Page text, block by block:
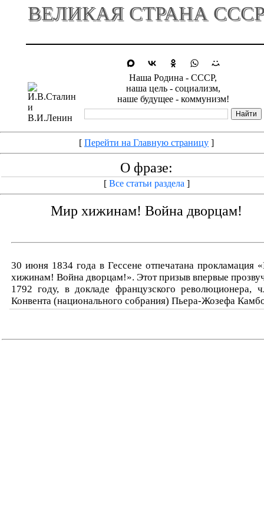
ВЕЛИКАЯ СТРАНА
Наша Родина - СССР,
наша цель - социализм,
наше будущее - коммунизм!
[ Перейти на Главную страницу ]
О фразе:
[ Все статьи раздела ]
Мир хижинам! Война дворцам!
30 июня 1834 года в Гессене отпечатана прокламация
хижинам! Война дворцам!». Этот призыв впервые
1792 году, в докладе французского революционера,
Конвента (национального собрания) Пьера-Жозефа